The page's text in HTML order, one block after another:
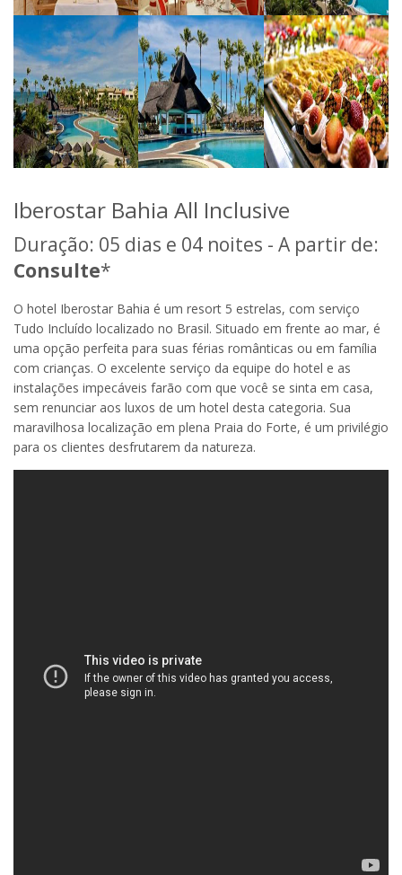
Iberostar Bahia All Inclusive
Duração: 05 dias e 04 noites - A partir de:
Consulte*
O hotel Iberostar Bahia é um resort 5 estrelas, com serviço
Tudo Incluído localizado no Brasil. Situado em frente ao mar, é
uma opção perfeita para suas férias românticas ou em família
com crianças. O excelente serviço da equipe do hotel e as
instalações impecáveis farão com que você se sinta em casa,
sem renunciar aos luxos de um hotel desta categoria. Sua
maravilhosa localização em plena Praia do Forte, é um privilégio
para os clientes desfrutarem da natureza.